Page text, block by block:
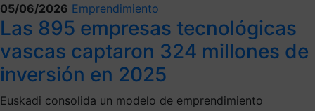
05/06/2026 Emprendimiento
Las 895 empresas tecnológicas
vascas captaron 324 millones de
inversión en 2025
Euskadi consolida un modelo de emprendimiento